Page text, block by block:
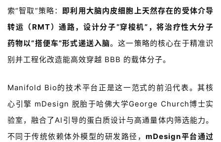
索“智取”策略：即利用大脑内皮细胞上天然存在的受体介导
转运（ RMT）通路，设计分子“穿梭机” ，将治疗性大分子
药物以“搭便车”形式递送入脑。这一策略的核心在于精准识
别并工程化改造能高效穿越 BBB 的载体分子。
Manifold Bio的技术平台正是这一范式的前沿代表。其核
心引擎 mDesign 脱胎于哈佛大学George Church博士实
验室，融合了AI 引导的蛋白质设计与高通量体内筛选能力。
不同于传统依赖体外模型的研发路径，mDesign平台通过